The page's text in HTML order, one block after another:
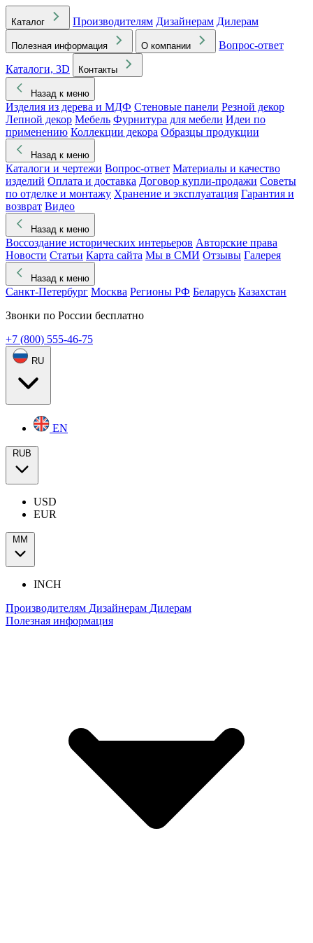
Каталог Производителям Дизайнерам Дилерам
Полезная информация О компании
Вопрос-ответ
Каталоги, 3D
Контакты
Назад к меню
Изделия из дерева и МДФ Стеновые панели Резной декор
Лепной декор Мебель Фурнитура для мебели Идеи по
применению Коллекции декора Образцы продукции
Назад к меню
Каталоги и чертежи Вопрос-ответ Материалы и качество
изделий Оплата и доставка Договор купли-продажи Советы
по отделке и монтажу Хранение и эксплуатация Гарантия и
возврат Видео
Назад к меню
Воссоздание исторических интерьеров Авторские права
Новости Статьи Карта сайта Мы в СМИ Отзывы Галерея
Назад к меню
Санкт-Петербург Москва Регионы РФ Беларусь Казахстан
Звонки по России бесплатно
+7 (800) 555-46-75
RU
EN
RUB
USD
EUR
ММ
INCH
Производителям Дизайнерам Дилерам
Полезная информация